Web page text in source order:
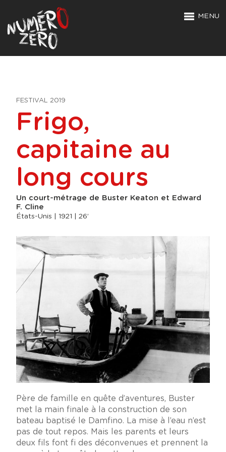
MENU
FESTIVAL 2019
Frigo,
capitaine au
long cours
Un court-métrage de Buster Keaton et Edward
F. Cline
États-Unis | 1921 | 26’
Père de famille en quête d’aventures, Buster
met la main finale à la construction de son
bateau baptisé le Damfino. La mise à l’eau n’est
pas de tout repos. Mais les parents et leurs
deux fils font fi des déconvenues et prennent la